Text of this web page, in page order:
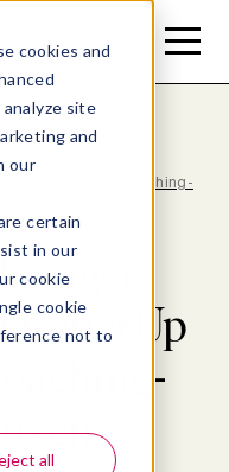
cookies and
site
and
our
certain
in our
cookie
cookie
not to
all
ToggleToggle
Menu
>
elementare Coaching-
BetterUp